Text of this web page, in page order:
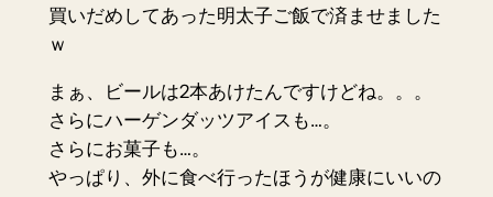
買いだめしてあった明太子ご飯で済ませました
ｗ
まぁ、ビールは2本あけたんですけどね。。。
さらにハーゲンダッツアイスも…。
さらにお菓子も…。
やっぱり、外に食べ行ったほうが健康にいいの